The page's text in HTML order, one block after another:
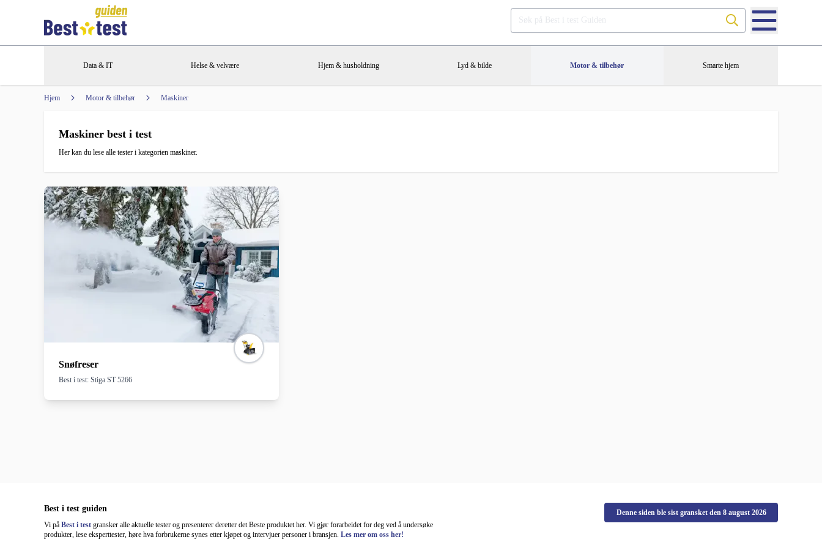
Data & IT Helse & velvære Hjem & husholdning Lyd & bilde Motor & tilbehør Smarte hjem
Hjem Motor & tilbehør Maskiner
Maskiner best i test
Her kan du lese alle tester i kategorien maskiner.
Snøfreser
Best i test: Stiga ST 5266
Best i test guiden
Vi på Best i test gransker alle aktuelle tester og presenterer deretter det Beste produktet her. Vi gjør forarbeidet for deg ved å undersøke
produkter, lese eksperttester, høre hva forbrukerne synes etter kjøpet og intervjuer personer i bransjen. Les mer om oss her!
Denne siden ble sist gransket den 8 august 2026